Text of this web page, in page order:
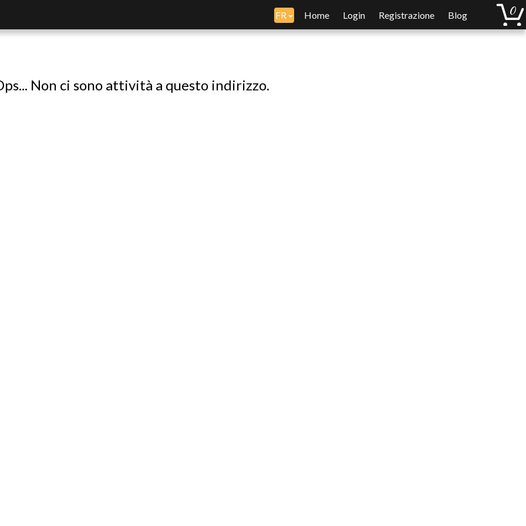
FR Home Login Registrazione Blog
Non ci sono attività a questo indirizzo.